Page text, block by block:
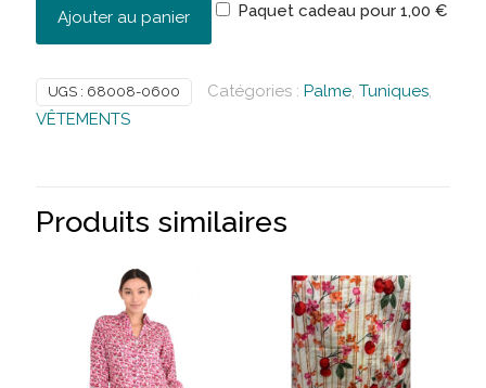
Ajouter au panier Paquet cadeau pour 1,00 €
UGS : 68008-0600 Catégories : Palme, Tuniques,
VÊTEMENTS
Produits similaires